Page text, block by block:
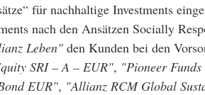
für nachhaltige Investments
nach den Ansätzen Socially
Leben" den Kunden bei den
SRI – A – EUR", "Pioneer
EUR", "Allianz RCM Global